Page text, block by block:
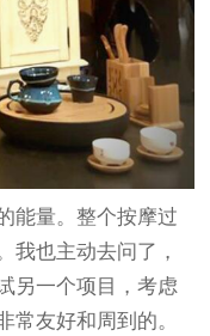
能量。整个按摩过
我也主动去问了，
另一个项目，考虑
常友好和周到的。